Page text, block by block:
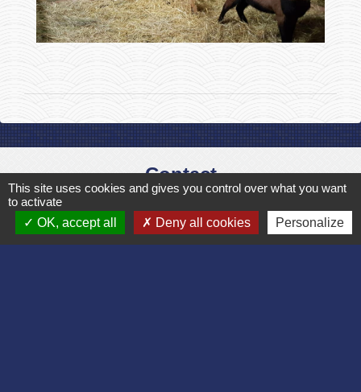
Contact
Commune de Bruyères et Montbérault
Place du Général de Gaulle
02860 Bruyères-et-Montbérault - FRANCE
This site uses cookies and gives you control over what you want
to activate
OK, accept all
Deny all cookies Personalize